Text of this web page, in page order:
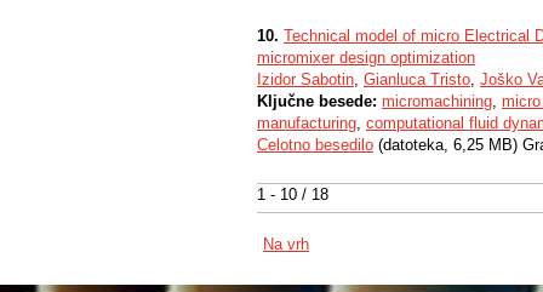
1 - 10 / 18
10. Technical model of micro Electrical
micromixer design optimization
Izidor Sabotin, Gianluca Tristo, Joško
Ključne besede: micromachining,
manufacturing, computational fluid
Celotno besedilo (datoteka, 6,25 MB)
Na vrh